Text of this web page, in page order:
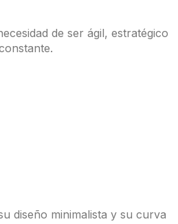
de ser ágil, estratégico
diseño minimalista y su curva